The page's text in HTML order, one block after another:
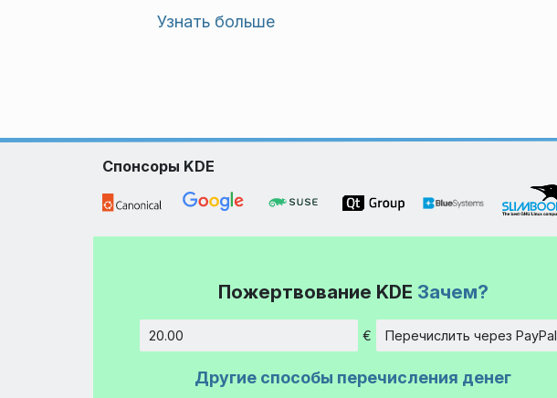
Узнать больше
Спонсоры KDE
Пожертвование KDE Зачем?
Сумма
€ Перечислить через PayPal
Другие способы перечисления денег